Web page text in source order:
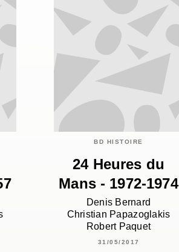
BD HISTOIRE
24 Heures du
Mans - 1972-1974
Denis Bernard
Christian Papazoglakis
Robert Paquet
31/05/2017